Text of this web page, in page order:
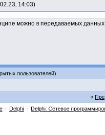
14:03
можно в передаваемых данных
пользователей)
Delphi
Delphi: Сетевое